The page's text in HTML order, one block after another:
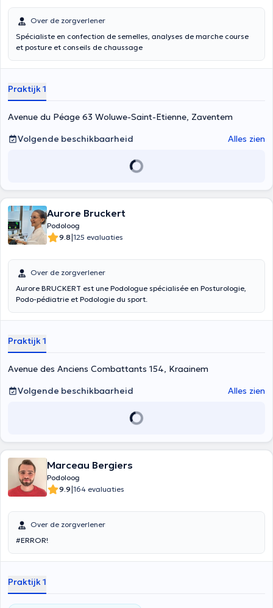
Over de zorgverlener
Spécialiste en confection de semelles, analyses de marche course
et posture et conseils de chaussage
Praktijk 1
Avenue du Péage 63 Woluwe-Saint-Etienne, Zaventem
Volgende beschikbaarheid
Alles zien
Aurore Bruckert
Podoloog
9.8|125 evaluaties
Over de zorgverlener
Aurore BRUCKERT est une Podologue spécialisée en Posturologie,
Podo-pédiatrie et Podologie du sport.
Praktijk 1
Avenue des Anciens Combattants 154, Kraainem
Volgende beschikbaarheid
Alles zien
Marceau Bergiers
Podoloog
9.9|164 evaluaties
Over de zorgverlener
#ERROR!
Praktijk 1